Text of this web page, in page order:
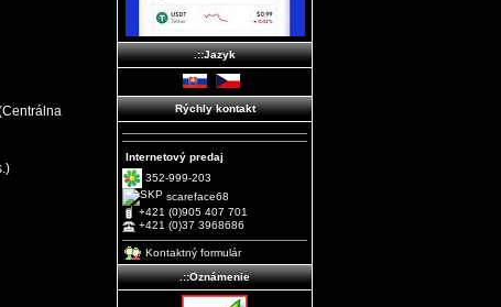
.::Jazyk
Rýchly kontakt
Internetový predaj
352-999-203
scareface68
+421 (0)905 407 701
+421 (0)37 3968686
Kontaktný formulár
.::Oznámenie